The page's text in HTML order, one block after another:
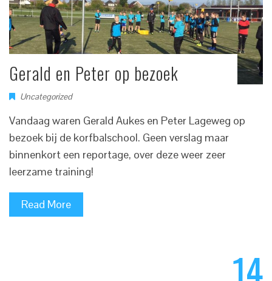
Gerald en Peter op bezoek
Uncategorized
Vandaag waren Gerald Aukes en Peter Lageweg op
bezoek bij de korfbalschool. Geen verslag maar
binnenkort een reportage, over deze weer zeer
leerzame training!
Read More